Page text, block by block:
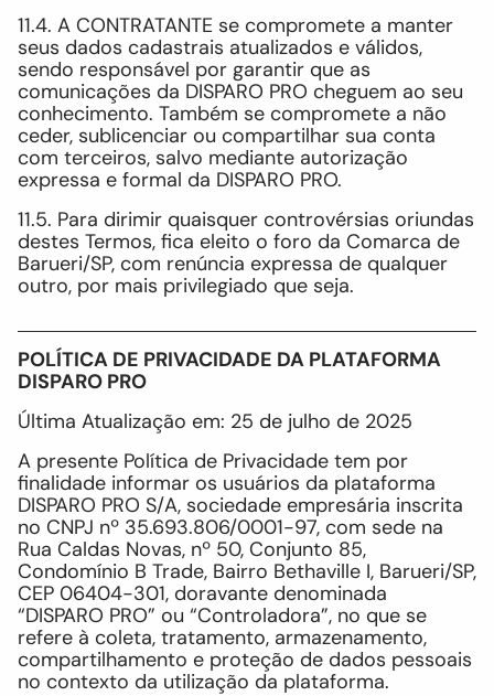
11.4. A CONTRATANTE se compromete a manter
seus dados cadastrais atualizados e válidos,
sendo responsável por garantir que as
comunicações da DISPARO PRO cheguem ao seu
conhecimento. Também se compromete a não
ceder, sublicenciar ou compartilhar sua conta
com terceiros, salvo mediante autorização
expressa e formal da DISPARO PRO.
11.5. Para dirimir quaisquer controvérsias oriundas
destes Termos, fica eleito o foro da Comarca de
Barueri/SP, com renúncia expressa de qualquer
outro, por mais privilegiado que seja.
POLÍTICA DE PRIVACIDADE DA PLATAFORMA
DISPARO PRO
Última Atualização em: 25 de julho de 2025
A presente Política de Privacidade tem por
finalidade informar os usuários da plataforma
DISPARO PRO S/A, sociedade empresária inscrita
no CNPJ nº 35.693.806/0001-97, com sede na
Rua Caldas Novas, nº 50, Conjunto 85,
Condomínio B Trade, Bairro Bethaville I, Barueri/SP,
CEP 06404-301, doravante denominada
“DISPARO PRO” ou “Controladora”, no que se
refere à coleta, tratamento, armazenamento,
compartilhamento e proteção de dados pessoais
no contexto da utilização da plataforma.